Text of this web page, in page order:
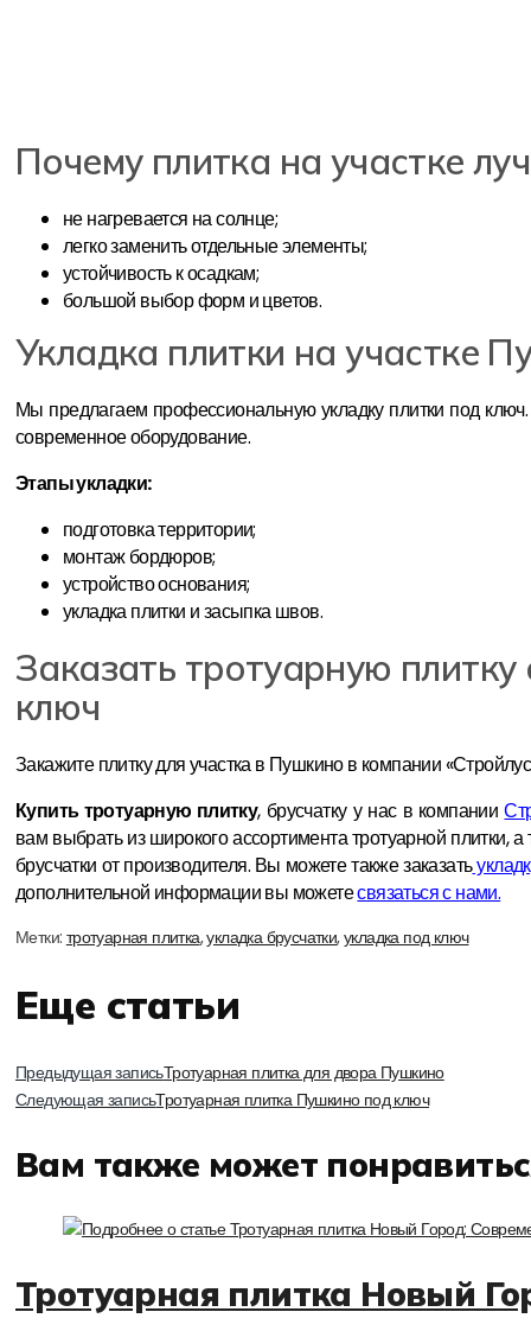
Почему плитка на участке
не нагревается на солнце;
легко заменить отдельные элементы;
устойчивость к осадкам;
большой выбор форм и цветов.
Укладка плитки на участке
Мы предлагаем профессиональную укладку плитки под
современное оборудование.
Этапы укладки:
подготовка территории;
монтаж бордюров;
устройство основания;
укладка плитки и засыпка швов.
Заказать тротуарную
ключ
Закажите плитку для участка в Пушкино в компании
Купить тротуарную плитку, брусчатку у нас в компании
вам выбрать из широкого ассортимента тротуарной плитки,
брусчатки от производителя. Вы можете также заказать
дополнительной информации вы можетесвязаться с нами.
Метки: тротуарная плитка,укладка брусчатки,укладка под ключ
Еще статьи
Предыдущая записьТротуарная плитка для двора Пушкино
Следующая записьТротуарная плитка Пушкино под ключ
Вам также может
Тротуарная плитка Новый